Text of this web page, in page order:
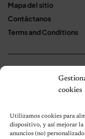
cookies
Utilizamos cookies para
dispositivo, y así mejorar la
anuncios (no)
Mapa del sitio
Contáctanos
Terms and Conditions